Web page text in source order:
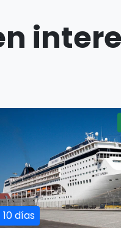
10 días